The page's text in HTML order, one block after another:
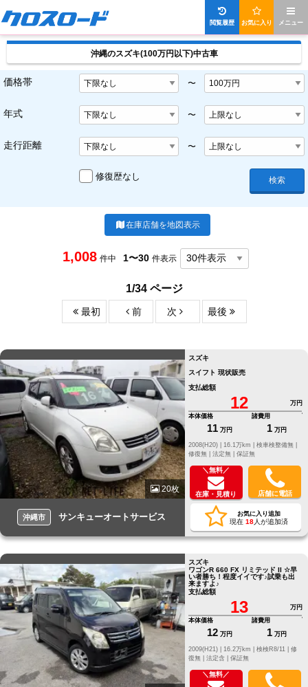
メニュー
お気に入り
閲覧履歴
沖縄のスズキ(100万円以下)中古車
価格帯 〜
年式 〜
走行距離 〜
修復歴なし 検索
在庫店舗を地図表示
1,008 件中 1〜30 件表示
1/34 ページ
最初 前 次 最後
20枚
沖縄市 サンキューオートサービス
スズキ
スイフト 現状販売
支払総額
12
万円
本体価格
11 万円
諸費用
1 万円
修復無 | 法定無 | 保証無
＼無料／
在庫・見積り 店舗に電話
お気に入り追加
現在 18人が追加済
スズキ
ワゴンR 660 FX リミテッド II ☆早
い者勝ち！程度イイです♪試乗も出
来ますよ♪
支払総額
13
万円
本体価格
12 万円
諸費用
1 万円
修
復無 | 法定含 | 保証無
＼無料／